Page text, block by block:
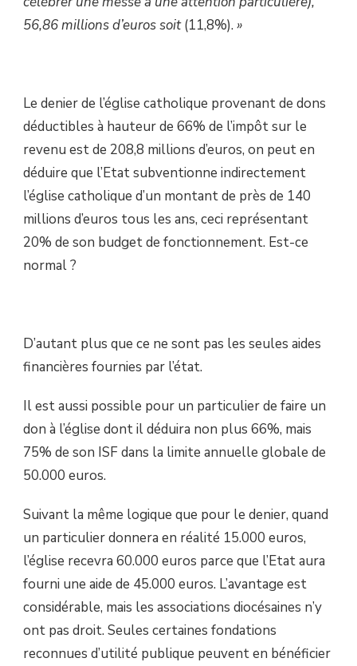
56,86 millions d’euros soit(11,8%). »
Le denier de l’église catholique provenant de dons
déductibles à hauteur de 66% de l’impôt sur le
revenu est de 208,8 millions d’euros, on peut en
déduire que l’Etat subventionne indirectement
l’église catholique d’un montant de près de 140
millions d’euros tous les ans, ceci représentant
20% de son budget de fonctionnement. Est-ce
normal ?
D’autant plus que ce ne sont pas les seules aides
financières fournies par l’état.
Il est aussi possible pour un particulier de faire un
don à l’église dont il déduira non plus 66%, mais
75% de son ISF dans la limite annuelle globale de
50.000 euros.
Suivant la même logique que pour le denier, quand
un particulier donnera en réalité 15.000 euros,
l’église recevra 60.000 euros parce que l’Etat aura
fourni une aide de 45.000 euros. L’avantage est
considérable, mais les associations diocésaines n’y
ont pas droit. Seules certaines fondations
reconnues d’utilité publique peuvent en bénéficier